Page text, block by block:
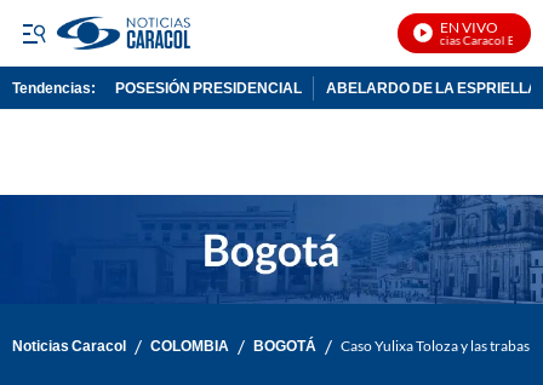
EN VIVO
Noticias Caracol En Vivo
Tendencias: POSESIÓN PRESIDENCIAL ABELARDO DE LA ESPRIELLA
Noticias Caracol / COLOMBIA / BOGOTÁ / Caso Yulixa Toloza y las trabas